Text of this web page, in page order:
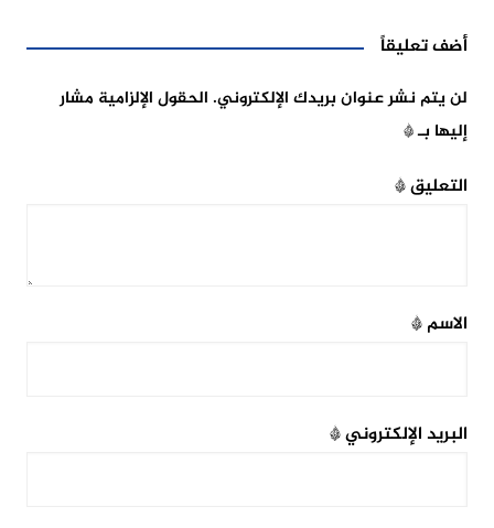
أضف تعليقاً
لن يتم نشر عنوان بريدك الإلكتروني. الحقول الإلزامية مشار
إليها بـ*
التعليق*
الاسم*
البريد الإلكتروني*